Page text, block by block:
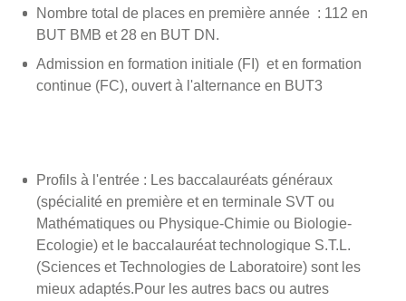
Nombre total de places en première année : 112 en
BUT BMB et 28 en BUT DN.
Admission en formation initiale (FI) et en formation
continue (FC), ouvert à l'alternance en BUT3
Profils à l'entrée : Les baccalauréats généraux
(spécialité en première et en terminale SVT ou
Mathématiques ou Physique-Chimie ou Biologie-
Ecologie) et le baccalauréat technologique S.T.L.
(Sciences et Technologies de Laboratoire) sont les
mieux adaptés.Pour les autres bacs ou autres